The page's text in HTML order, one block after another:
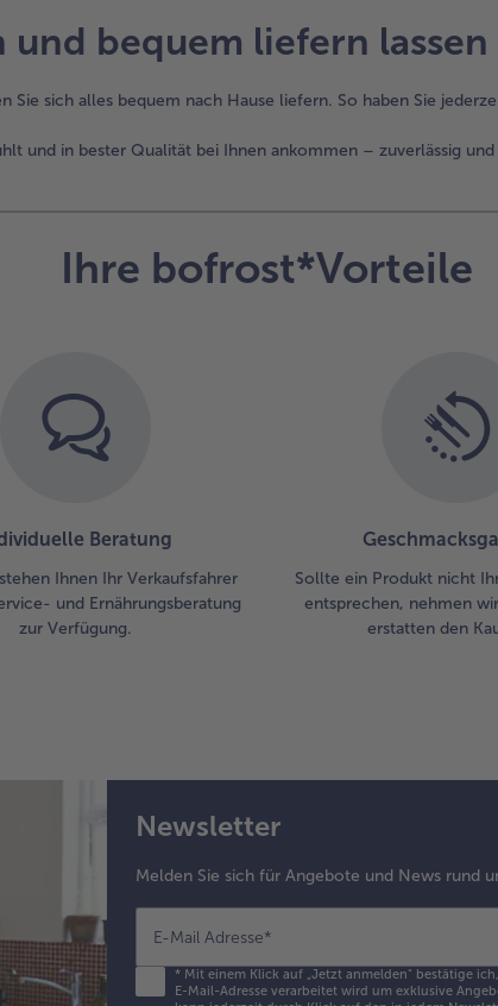
bequem liefern lassen
Sie sich alles bequem nach Hause liefern. So haben Sie
und in bester Qualität bei Ihnen ankommen – zuverlässig
Ihre bofrost*Vorteile
Beratung
Ihnen Ihr Verkaufsfahrer
und Ernährungsberatung
zur Verfügung.
Sollte ein Produkt nicht
entsprechen, nehmen
erstatten den
Newsletter
Melden Sie sich für Angebote und News rund
E-Mail Adresse*
*Mit einem Klick auf „Jetzt anmelden" bestätige
E-Mail-Adresse verarbeitet wird um exklusive